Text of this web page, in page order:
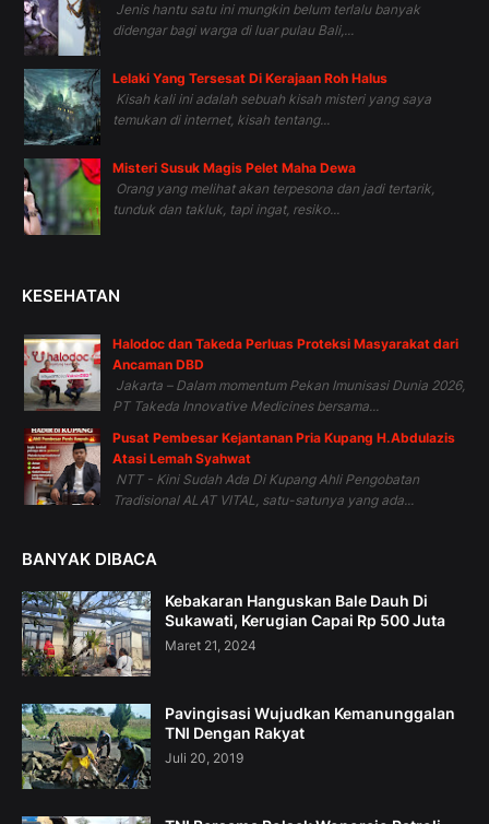
Jenis hantu satu ini mungkin belum terlalu banyak
didengar bagi warga di luar pulau Bali,...
Lelaki Yang Tersesat Di Kerajaan Roh Halus
Kisah kali ini adalah sebuah kisah misteri yang saya
temukan di internet, kisah tentang...
Misteri Susuk Magis Pelet Maha Dewa
Orang yang melihat akan terpesona dan jadi tertarik,
tunduk dan takluk, tapi ingat, resiko...
KESEHATAN
Halodoc dan Takeda Perluas Proteksi Masyarakat dari
Ancaman DBD
Jakarta – Dalam momentum Pekan Imunisasi Dunia 2026,
PT Takeda Innovative Medicines bersama...
Pusat Pembesar Kejantanan Pria Kupang H.Abdulazis
Atasi Lemah Syahwat
NTT - Kini Sudah Ada Di Kupang Ahli Pengobatan
Tradisional ALAT VITAL, satu-satunya yang ada...
BANYAK DIBACA
Kebakaran Hanguskan Bale Dauh Di
Sukawati, Kerugian Capai Rp 500 Juta
Maret 21, 2024
Pavingisasi Wujudkan Kemanunggalan
TNI Dengan Rakyat
Juli 20, 2019